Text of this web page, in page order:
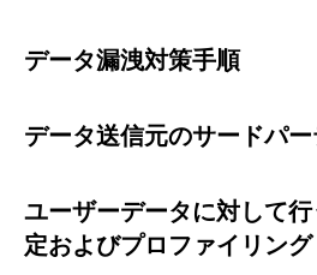
データ漏洩対策手順
データ送信元のサードパー
ユーザーデータに対して
定およびプロファイリング